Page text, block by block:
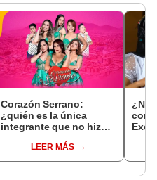
Corazón Serrano:
¿quién es la única
integrante que no hizo
de la orquesta?
LEER MÁS